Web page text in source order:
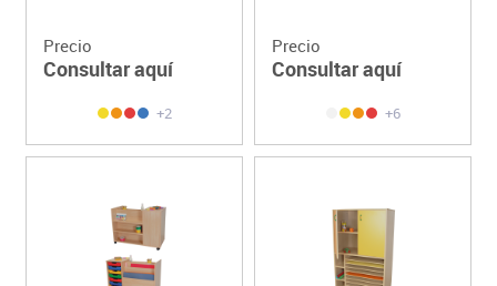
Precio
Consultar aquí
+2
Precio
Consultar aquí
+6